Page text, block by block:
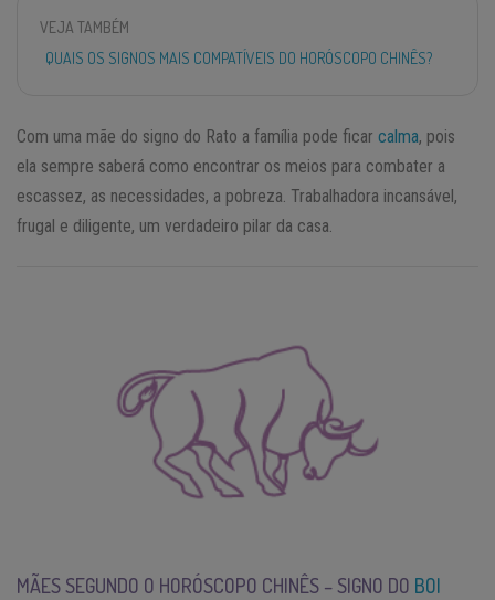
VEJA TAMBÉM
QUAIS OS SIGNOS MAIS COMPATÍVEIS DO HORÓSCOPO CHINÊS?
Com uma mãe do signo do Rato a família pode ficar calma, pois
ela sempre saberá como encontrar os meios para combater a
escassez, as necessidades, a pobreza. Trabalhadora incansável,
frugal e diligente, um verdadeiro pilar da casa.
MÃES SEGUNDO O HORÓSCOPO CHINÊS – SIGNO DO BOI